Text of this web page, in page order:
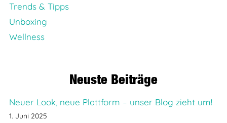
Trends & Tipps
Unboxing
Wellness
Neuste Beiträge
Neuer Look, neue Plattform – unser Blog zieht um!
1. Juni 2025